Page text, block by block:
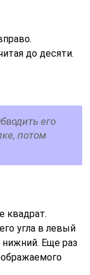
до десяти.
его
потом
квадрат.
угла в левый
Еще раз